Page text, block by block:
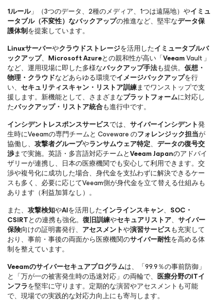
1ルール」（3つのデータ、2種のメディア、1つは遠隔地）やイミュ
ータブル（不変性）なバックアップの推進など、堅牢なデータ保
護体制を提案しています。
Linuxサーバーやクラウドストレージを活用したイミュータブルバ
ックアップ、 Microsoft Azureとの親和性が高い「VeeamVault 」
など、運用現場に即した多様なバックアップ手法も提供。 仮想・
物理・クラウドなどあらゆる環境でイメージバックアップを行
い、 セキュリティスキャン・リストア訓練までワンストップで支
援します。新機能として、さまざまなプラットフォームに対応し
たバックアップ・リストア統合も進行中です。
インシデントレスポンスサービスでは、 サイバーインシデント発
生時にVeeamの専門チームと Coveware のフォレンジック担当が
協働し、 攻撃者グループやランサムウェア特定、 データの復号交
渉まで実施。英語・多言語対応チームとVeeam Japanのアドバイ
ザリーが連携し、日本の医療機関でも安心して利用できます。交
渉や複号化に成功した場合、身代金を支払わずに解決できるケー
スも多く、必要に応じてVeeam側が身代金を立て替える仕組みも
あります（利益加算なし）。
また、 攻撃検知やAIを活用したインラインスキャン、 SOC・
CSIRTとの連携も強化。 復旧訓練やセキュアリストア、 サイバー
保険向けの証明書発行、 アセスメントや演習サービスも充実して
おり、事前・事後の両面から医療機関のサイバー耐性を高める体
制を整えています。
Veeamのサイバーセキュアプログラムは、「99.9％の事前防御」
と「万が一の被害発生時の迅速対応」の両輪で、 医療分野のITイ
ンフラを堅牢に守ります。定期的な演習やアセスメントも可能
で、現場での実践的な対応力向上にも寄与します。